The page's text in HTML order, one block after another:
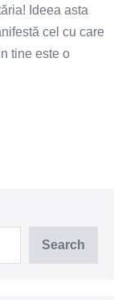
Ideea asta
cel cu care
tine este o
Search